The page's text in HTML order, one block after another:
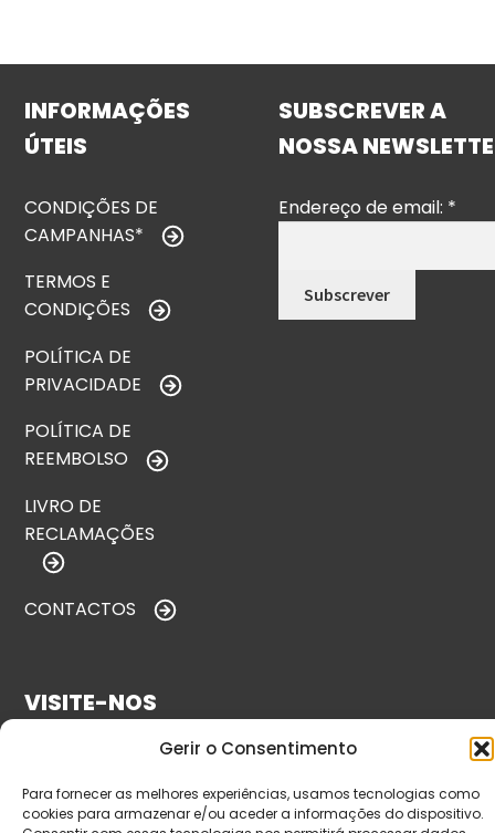
Gerir o Consentimento
Para fornecer as melhores experiências, usamos tecnologias como
cookies para armazenar e/ou aceder a informações do dispositivo.
INFORMAÇÕES
ÚTEIS
CONDIÇÕES DE
CAMPANHAS*
TERMOS E
CONDIÇÕES
POLÍTICA DE
PRIVACIDADE
POLÍTICA DE
REEMBOLSO
LIVRO DE
RECLAMAÇÕES
CONTACTOS
SUBSCREVER A
NOSSA
Endereço de email: *
VISITE-NOS